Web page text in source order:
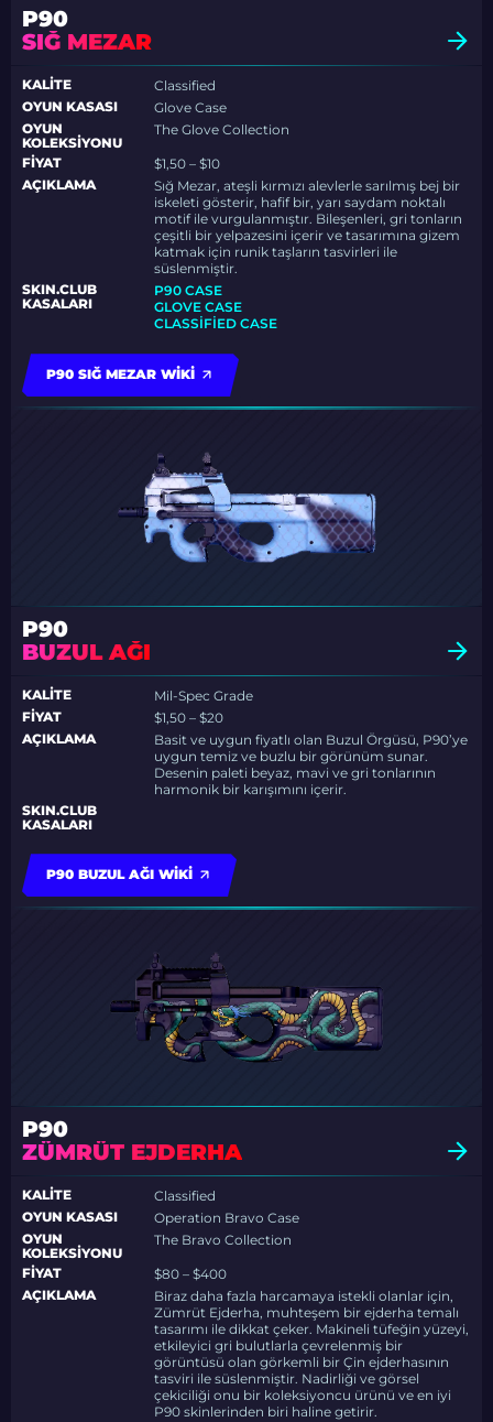
P90
SIĞ MEZAR
KALITE
Classified
OYUN KASASI
Glove Case
OYUN
KOLEKSIYONU
The Glove Collection
FIYAT
$1,50 – $10
AÇIKLAMA
Sığ Mezar, ateşli kırmızı alevlerle sarılmış bej bir
iskeleti gösterir, hafif bir, yarı saydam noktalı
motif ile vurgulanmıştır. Bileşenleri, gri tonların
çeşitli bir yelpazesini içerir ve tasarımına gizem
katmak için runik taşların tasvirleri ile
süslenmiştir.
SKIN.CLUB
KASALARI
P90 CASE
GLOVE CASE
CLASSIFIED CASE
P90 SIĞ MEZAR WIKI
P90
BUZUL AĞI
KALITE
Mil-Spec Grade
FIYAT
$1,50 – $20
AÇIKLAMA
Basit ve uygun fiyatlı olan Buzul Örgüsü, P90’ye
uygun temiz ve buzlu bir görünüm sunar.
Desenin paleti beyaz, mavi ve gri tonlarının
harmonik bir karışımını içerir.
SKIN.CLUB
KASALARI
P90 BUZUL AĞI WIKI
P90
ZÜMRÜT EJDERHA
KALITE
Classified
OYUN KASASI
Operation Bravo Case
OYUN
KOLEKSIYONU
The Bravo Collection
FIYAT
$80 – $400
AÇIKLAMA
Biraz daha fazla harcamaya istekli olanlar için,
Zümrüt Ejderha, muhteşem bir ejderha temalı
tasarımı ile dikkat çeker. Makineli tüfeğin yüzeyi,
etkileyici gri bulutlarla çevrelenmiş bir
görüntüsü olan görkemli bir Çin ejderhasının
tasviri ile süslenmiştir. Nadirliği ve görsel
çekiciliği onu bir koleksiyoncu ürünü ve en iyi
P90 skinlerinden biri haline getirir.